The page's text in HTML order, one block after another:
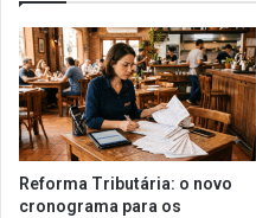
Reforma Tributária: o novo
cronograma para os